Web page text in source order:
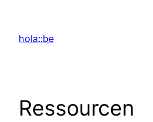
springen
hola::be
Ressourcen